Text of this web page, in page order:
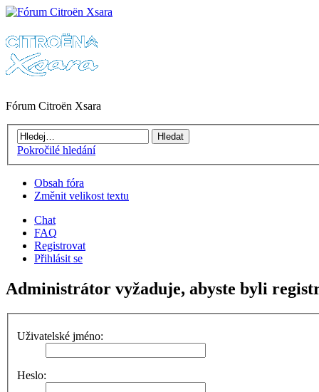
Fórum Citroën Xsara
Pokročilé hledání
Obsah fóra
Změnit velikost textu
Chat
FAQ
Registrovat
Přihlásit se
Administrátor vyžaduje, abyste byli
Uživatelské jméno:
Heslo: